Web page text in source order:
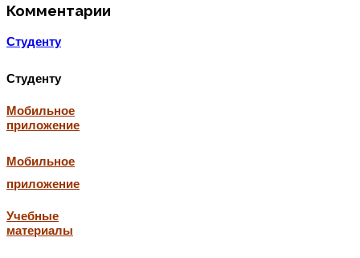
Комментарии
Студенту
Студенту
Мобильное
приложение
Мобильное
приложение
Учебные
материалы